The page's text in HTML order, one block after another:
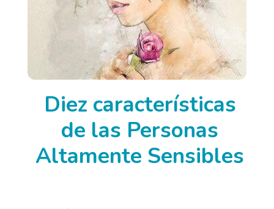
Diez características
de las Personas
Altamente Sensibles